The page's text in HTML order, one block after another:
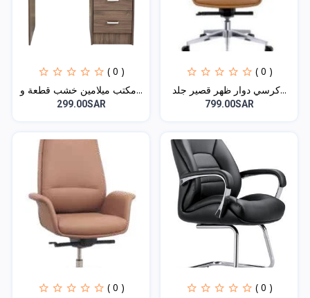
( 0 )
مكتب ميلامين خشب قطعة و...
299.00SAR
( 0 )
كرسي دوار ظهر قصير جلد...
799.00SAR
( 0 )
( 0 )